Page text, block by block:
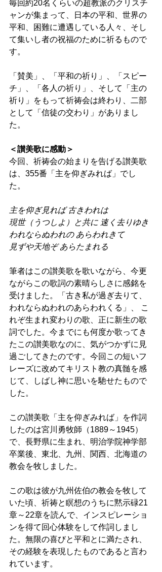
毎回約20名くらいの超教派のクリスチ
ャンが集まって、日本の平和、世界の
平和、困難に遭遇している人々、そし
て集いし者の祝福のために祈るもので
す。
「賛美」、「平和の祈り」、「スピー
チ」、「各人の祈り」、そして「主の
祈り」をもって祈祷会は終わり、二部
として「信徒の交わり」がありまし
た。
＜讃美歌に感動＞
今回、祈祷会の始まりを告げる讃美歌
は、355番「主を仰ぎみれば」でし
た。
主を仰ぎ見れば 古きわれは
現世（うつしよ）と共に 速く去りゆき
われならぬわれの あらわれきて
見ずや天地ぞ あらたまれる
筆者はこの讃美歌を歌いながら、今更
ながらこの歌詞の素晴らしさに感銘を
受けました。「古き私が過ぎ去りて、
われならぬわれのあらわれくる」、 こ
れぞ生まれ変わりの歌、正に新生の歌
詞でした。今までにも何度か歌ってき
たこの讃美歌なのに、気がつかずに見
過ごしてきたのです。今回この短いフ
レーズに改めてキリスト教の真髄を感
じて、しばし神に思いを馳せたもので
した。
この讃美歌「主を仰ぎみれば」を作詞
したのは宮川勇牧師（1889～1945）
で、長野県に生まれ、明治学院神学部
卒業後、東北、九州、関西、北海道の
教会を牧しました。
この歌は彼が九州佐伯の教会を牧して
いた頃、祈祷と瞑想のうちに黙示碌21
章～22章を読んで、インスピレーショ
ンを得て回心体験をして作詞しまし
た。無限の喜びと平和とに満たされ、
その経験を表現したものであると言わ
れています。